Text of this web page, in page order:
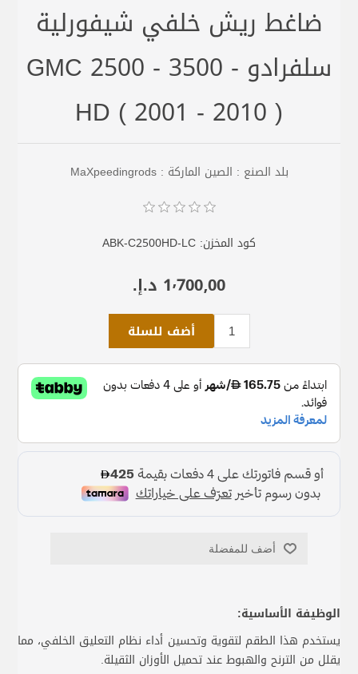
ضاغط ريش خلفي شيفورلية
سلفرادو - GMC 2500 - 3500
HD ( 2001 - 2010 )
بلد الصنع : الصين الماركة : MaXpeedingrods
كود المخزن: ABK-C2500HD-LC
1٬700٫00 د.إ.‏
أضف للسلة
أضف للمفضلة
الوظيفة الأساسية:
يستخدم هذا الطقم لتقوية وتحسين أداء نظام التعليق الخلفي، مما
يقلل من الترنح والهبوط عند تحميل الأوزان الثقيلة.